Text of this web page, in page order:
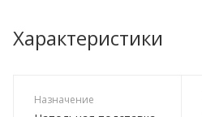
Характеристики
Назначение